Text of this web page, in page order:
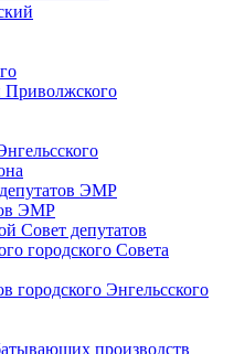
Приволжского
ЭМР
ЭМР
Совет депутатов
городского Совета
городского Энгельсского
производств